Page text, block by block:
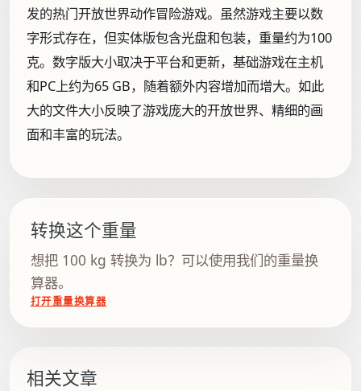
发的热门开放世界动作冒险游戏。虽然游戏主要以数
字形式存在，但实体版包含光盘和包装，重量约为100
克。数字版大小取决于平台和更新，基础游戏在主机
和PC上约为65 GB，随着额外内容增加而增大。如此
大的文件大小反映了游戏庞大的开放世界、精细的画
面和丰富的玩法。
转换这个重量
想把 100 kg 转换为 lb？可以使用我们的重量换
算器。
打开重量换算器
相关文章